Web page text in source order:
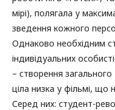
мірі), полягала у
зведення кожного
Однаково необхідним
індивідуальних
– створення
ціла низка у фільмі, що
Серед них: студент-